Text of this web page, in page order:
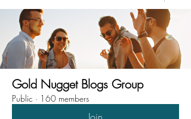
Gold Nugget Blogs Group
Public · 160 members